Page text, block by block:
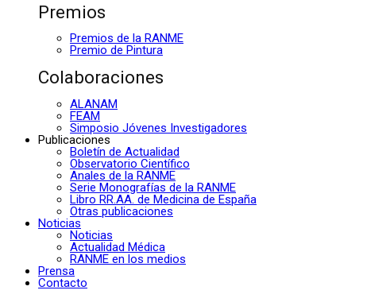
Premios
Premios de la RANME
Premio de Pintura
Colaboraciones
ALANAM
FEAM
Simposio Jóvenes Investigadores
Publicaciones
Boletín de Actualidad
Observatorio Científico
Anales de la RANME
Serie Monografías de la RANME
Libro RR.AA. de Medicina de España
Otras publicaciones
Noticias
Noticias
Actualidad Médica
RANME en los medios
Prensa
Contacto